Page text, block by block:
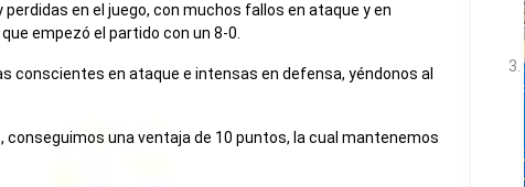
en el juego, con muchos fallos en ataque y en
empezó el partido con un 8-0.
conscientes en ataque e intensas en defensa, yéndonos al
una ventaja de 10 puntos, la cual mantenemos